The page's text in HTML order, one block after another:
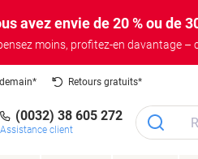
avez envie de 20 % ou de
moins, profitez-en davantage –
Retours gratuits*
(0032) 38 605 272
Assistance client